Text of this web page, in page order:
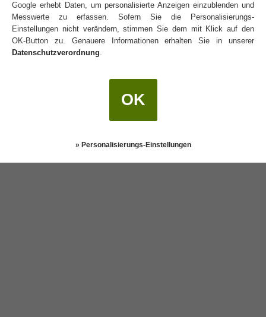
Google erhebt Daten, um personalisierte Anzeigen einzublenden und
Messwerte zu erfassen. Sofern Sie die Personalisierungs-
Einstellungen nicht verändern, stimmen Sie dem mit Klick auf den
OK-Button zu. Genauere Informationen erhalten Sie in unserer
Datenschutzverordnung.
OK
» Personalisierungs-Einstellungen